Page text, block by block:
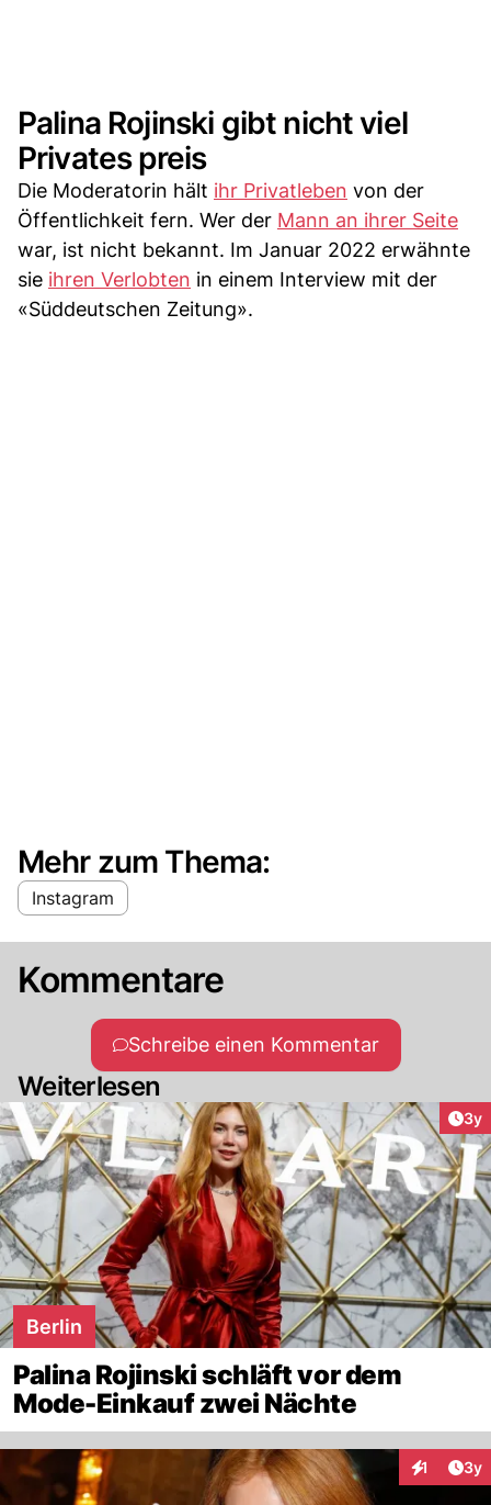
Palina Rojinski gibt nicht viel
Privates preis
Die Moderatorin hält ihr Privatleben von der
Öffentlichkeit fern. Wer der Mann an ihrer Seite
war, ist nicht bekannt. Im Januar 2022 erwähnte
sie ihren Verlobten in einem Interview mit der
«Süddeutschen Zeitung».
Mehr zum Thema:
Instagram
Kommentare
Schreibe einen Kommentar
Weiterlesen
3y
Berlin
Palina Rojinski schläft vor dem
Mode-Einkauf zwei Nächte
1 3y